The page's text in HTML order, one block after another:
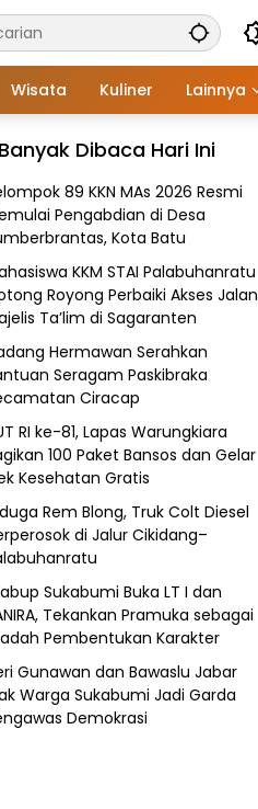
Wisata Kuliner Lainnya
Dibaca Hari Ini
89 KKN MAs 2026 Resmi
Pengabdian di Desa
Kota Batu
KKM STAI Palabuhanratu
Royong Perbaiki Akses Jalan
Ta’lim di Sagaranten
Hermawan Serahkan
Seragam Paskibraka
Ciracap
RI ke-81, Lapas Warungkiara
100 Paket Bansos dan Gelar
Kesehatan Gratis
Rem Blong, Truk Colt Diesel
di Jalur Cikidang–
Sukabumi Buka LT I dan
Tekankan Pramuka sebagai
Pembentukan Karakter
Gunawan dan Bawaslu Jabar
Warga Sukabumi Jadi Garda
Demokrasi